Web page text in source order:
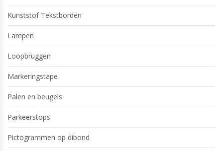
Kunststof Tekstborden
Lampen
Loopbruggen
Markeringstape
Palen en beugels
Parkeerstops
Pictogrammen op dibond